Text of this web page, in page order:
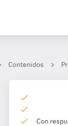
Contenidos
Con